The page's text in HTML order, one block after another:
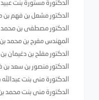
الدكتورة مستورة بنت
الدكتور مشعل بن فهم بن
الدكتور مصطفى بن محمد
المهندس مفرح بن محمد بن
الدكتور مفلح بن دغيمان
الدكتور منصور بن سعد بن
الدكتورة منى بنت
الدكتورة منى بنت محمد